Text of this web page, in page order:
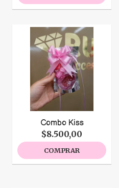
Combo Kiss
$8.500,00
COMPRAR